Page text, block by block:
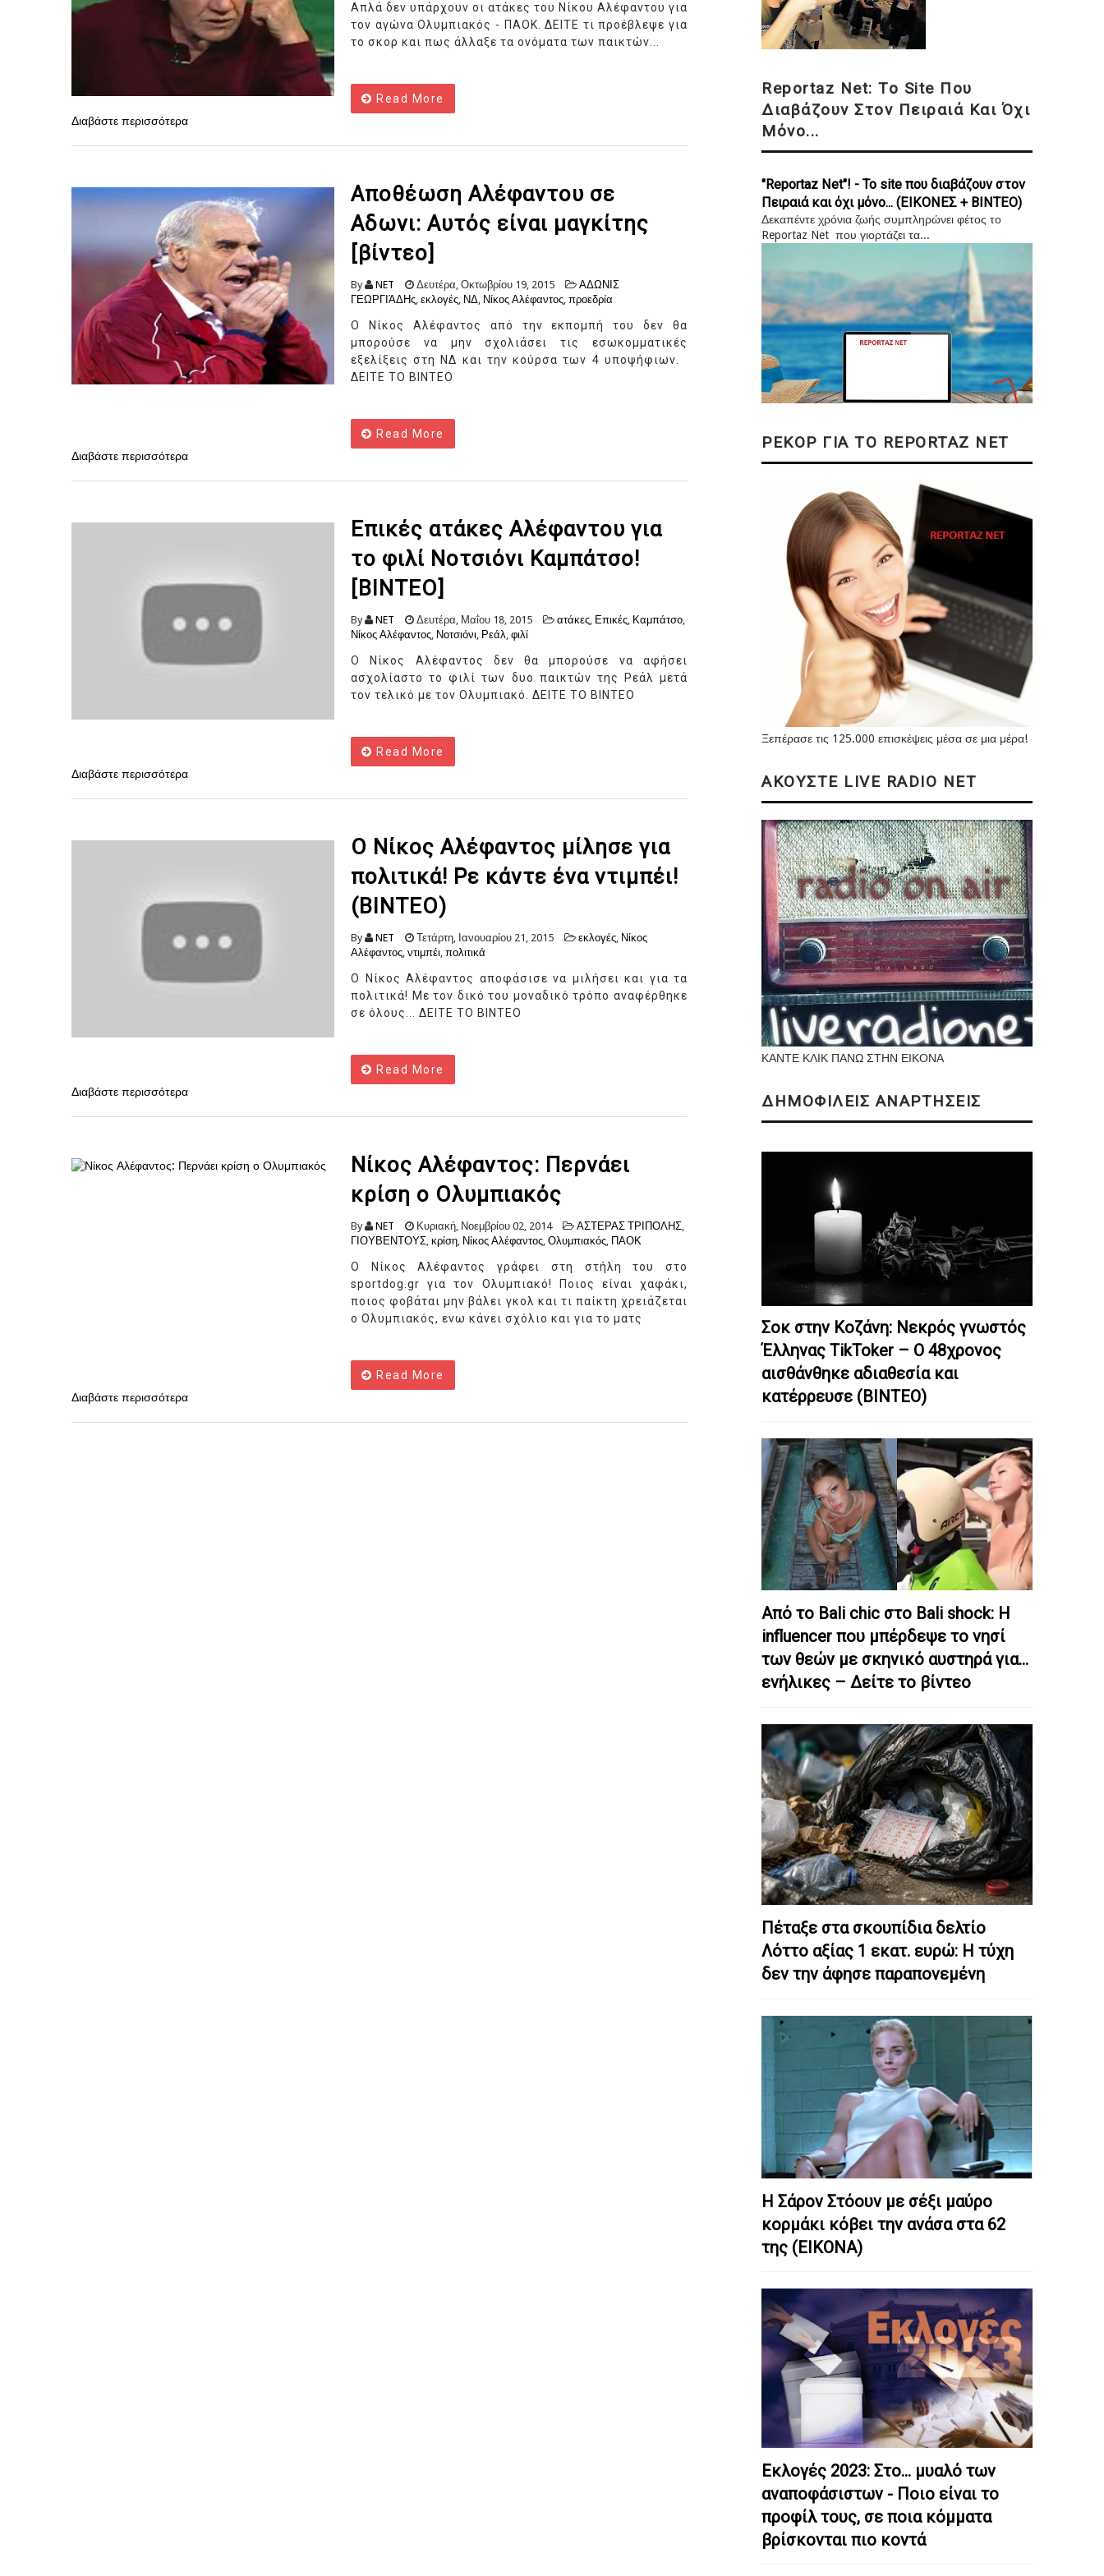
Απλά δεν υπάρχουν οι ατάκες του Νίκου Αλέφαντου για
τον αγώνα Ολυμπιακός - ΠΑΟΚ. ΔΕΙΤΕ τι προέβλεψε για
το σκορ και πως άλλαξε τα ονόματα των παικτών...
Read More
Διαβάστε περισσότερα
Αποθέωση Αλέφαντου σε
Αδωνι: Αυτός είναι μαγκίτης
[βίντεο]
By NET Δευτέρα, Οκτωβρίου 19, 2015
ΑΔΩΝΙΣ
ΓΕΩΡΓΙΆΔΗς, εκλογές, ΝΔ, Νίκος Αλέφαντος, προεδρία
Ο Νίκος Αλέφαντος από την εκπομπή του δεν θα
μπορούσε να μην σχολιάσει τις εσωκομματικές
εξελίξεις στη ΝΔ και την κούρσα των 4 υποψήφιων.
ΔΕΙΤΕ ΤΟ ΒΙΝΤΕΟ
Read More
Διαβάστε περισσότερα
Επικές ατάκες Αλέφαντου για
το φιλί Νοτσιόνι Καμπάτσο!
[ΒΙΝΤΕΟ]
By NET Δευτέρα, Μαΐου 18, 2015 ατάκες, Επικές, Καμπάτσο,
Νίκος Αλέφαντος, Νοτσιόνι, Ρεάλ, φιλί
Ο Νίκος Αλέφαντος δεν θα μπορούσε να αφήσει
ασχολίαστο το φιλί των δυο παικτών της Ρεάλ μετά
τον τελικό με τον Ολυμπιακό. ΔΕΙΤΕ ΤΟ ΒΙΝΤΕΟ
Read More
Διαβάστε περισσότερα
Ο Νίκος Αλέφαντος μίλησε για
πολιτικά! Ρε κάντε ένα ντιμπέι!
(ΒΙΝΤΕΟ)
By NET Τετάρτη, Ιανουαρίου 21, 2015 εκλογές, Νίκος
Αλέφαντος, ντιμπέι, πολιτικά
Ο Νίκος Αλέφαντος αποφάσισε να μιλήσει και για τα
πολιτικά! Με τον δικό του μοναδικό τρόπο αναφέρθηκε
σε όλους... ΔΕΙΤΕ ΤΟ ΒΙΝΤΕΟ
Read More
Διαβάστε περισσότερα
Νίκος Αλέφαντος: Περνάει
κρίση ο Ολυμπιακός
By NET Κυριακή, Νοεμβρίου 02, 2014 ΑΣΤΕΡΑΣ ΤΡΙΠΟΛΗΣ,
ΓΙΟΥΒΕΝΤΟΥΣ, κρίση, Νίκος Αλέφαντος, Ολυμπιακός, ΠΑΟΚ
Ο Νίκος Αλέφαντος γράφει στη στήλη του στο
sportdog.gr για τον Ολυμπιακό! Ποιος είναι χαφάκι,
ποιος φοβάται μην βάλει γκολ και τι παίκτη χρειάζεται
ο Ολυμπιακός, ενω κάνει σχόλιο και για το ματς
Read More
Διαβάστε περισσότερα
Reportaz Net: Το Site Που
Διαβάζουν Στον Πειραιά Και Όχι
Μόνο...
"Reportaz Net"! - Το site που διαβάζουν στον
Πειραιά και όχι μόνο... (ΕΙΚΟΝΕΣ + ΒΙΝΤΕΟ)
Δεκαπέντε χρόνια ζωής συμπληρώνει φέτος το
Reportaz Net που γιορτάζει τα...
ΡΕΚΟΡ ΓΙΑ ΤΟ REPORTAZ NET
Ξεπέρασε τις 125.000 επισκέψεις μέσα σε μια μέρα!
ΑΚΟΥΣΤΕ LIVE RADIO NET
ΚΑΝΤΕ ΚΛΙΚ ΠΑΝΩ ΣΤΗΝ ΕΙΚΟΝΑ
ΔΗΜΟΦΙΛΕΙΣ ΑΝΑΡΤΗΣΕΙΣ
Σοκ στην Κοζάνη: Nεκρός γνωστός
Έλληνας TikToker – Ο 48χρονος
αισθάνθηκε αδιαθεσία και
κατέρρευσε (ΒΙΝΤΕΟ)
Από το Bali chic στο Bali shock: Η
influencer που μπέρδεψε το νησί
των θεών με σκηνικό αυστηρά για…
ενήλικες – Δείτε το βίντεο
Πέταξε στα σκουπίδια δελτίο
Λόττο αξίας 1 εκατ. ευρώ: Η τύχη
δεν την άφησε παραπονεμένη
Η Σάρον Στόουν με σέξι μαύρο
κορμάκι κόβει την ανάσα στα 62
της (ΕΙΚΟΝΑ)
Εκλογές 2023: Στο… μυαλό των
αναποφάσιστων - Ποιο είναι το
προφίλ τους, σε ποια κόμματα
βρίσκονται πιο κοντά